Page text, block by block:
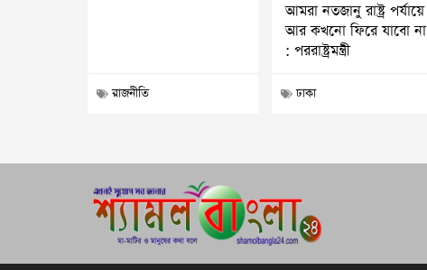
রাজনীতি
আমরা নতজানু রাষ্ট্র পর্যায়ে
আর কখনো ফিরে যাবো না
: পররাষ্ট্রমন্ত্রী
ঢাকা